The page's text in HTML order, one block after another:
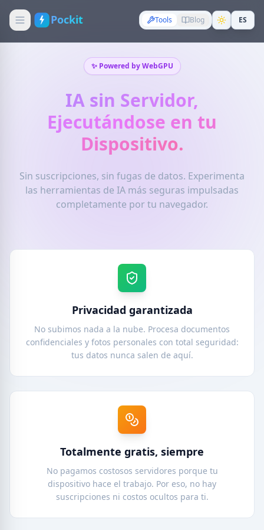
Pockit Tools Blog ES
✨ Powered by WebGPU
IA sin Servidor,
Ejecutándose en tu
Dispositivo.
Sin suscripciones, sin fugas de datos. Experimenta
las herramientas de IA más seguras impulsadas
completamente por tu navegador.
Privacidad garantizada
No subimos nada a la nube. Procesa documentos
confidenciales y fotos personales con total seguridad:
tus datos nunca salen de aquí.
Totalmente gratis, siempre
No pagamos costosos servidores porque tu
dispositivo hace el trabajo. Por eso, no hay
suscripciones ni costos ocultos para ti.